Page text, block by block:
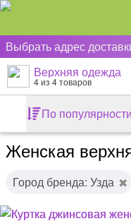
Выбрать адрес
Верхняя одежда
4из 4 товаров
По популярности
Женская
Город бренда: Узда